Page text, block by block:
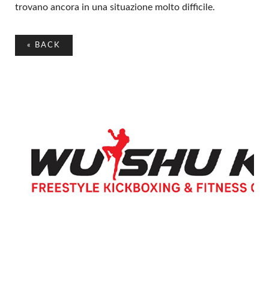
trovano ancora in una situazione molto difficile.
« BACK